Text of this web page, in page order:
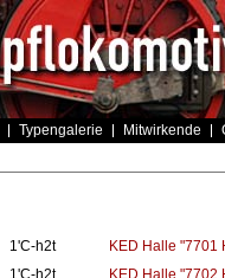
Typengalerie Mitwirkende
1'C-h2t
KED Halle "7701
1'C-h2t
KED Halle "7702